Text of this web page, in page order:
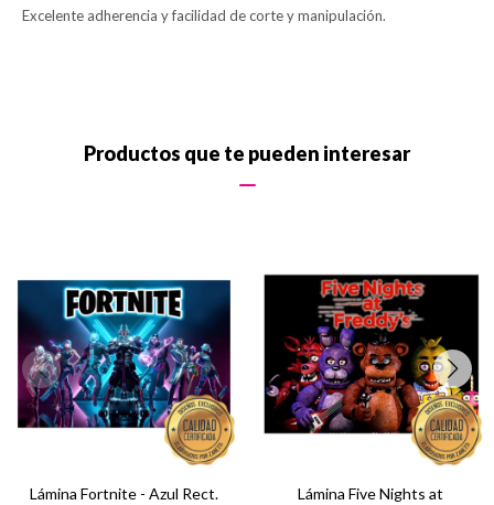
Excelente adherencia y facilidad de corte y manipulación.
Productos que te pueden interesar
Lámina Fortnite - Azul Rect.
Lámina Five Nights at